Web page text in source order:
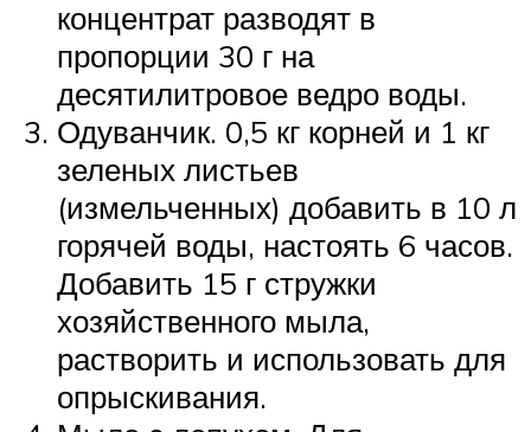
концентрат разводят в
пропорции 30 г на
десятилитровое ведро воды.
Одуванчик. 0,5 кг корней и 1 кг
зеленых листьев
(измельченных) добавить в 10 л
горячей воды, настоять 6 часов.
Добавить 15 г стружки
хозяйственного мыла,
растворить и использовать для
опрыскивания.